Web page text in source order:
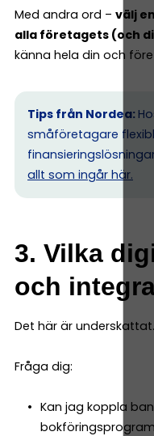
Med andra ord – välj
alla företagets (och
känna hela din och
Tips från Nordea:
småföretagare
allt som ingår här.
3. Vilka
och
Det här är underskattat.
Fråga dig:
Kan jag koppla